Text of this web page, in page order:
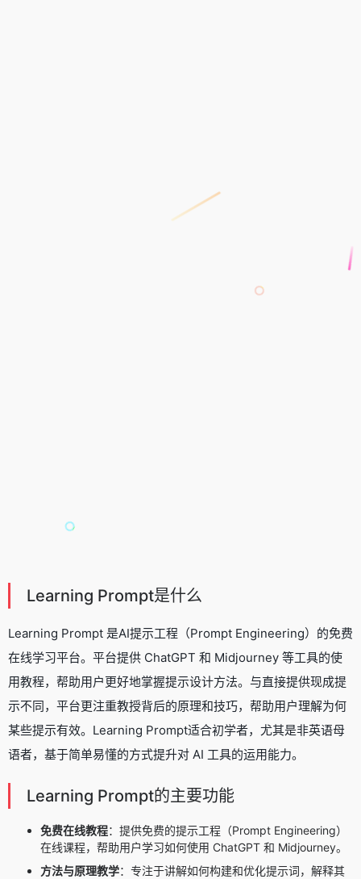
Learning Prompt是什么
Learning Prompt 是AI提示工程（Prompt Engineering）的免费
在线学习平台。平台提供 ChatGPT 和 Midjourney 等工具的使
用教程，帮助用户更好地掌握提示设计方法。与直接提供现成提
示不同，平台更注重教授背后的原理和技巧，帮助用户理解为何
某些提示有效。Learning Prompt适合初学者，尤其是非英语母
语者，基于简单易懂的方式提升对 AI 工具的运用能力。
Learning Prompt的主要功能
免费在线教程：提供免费的提示工程（Prompt Engineering）
在线课程，帮助用户学习如何使用 ChatGPT 和 Midjourney。
方法与原理教学：专注于讲解如何构建和优化提示词，解释其